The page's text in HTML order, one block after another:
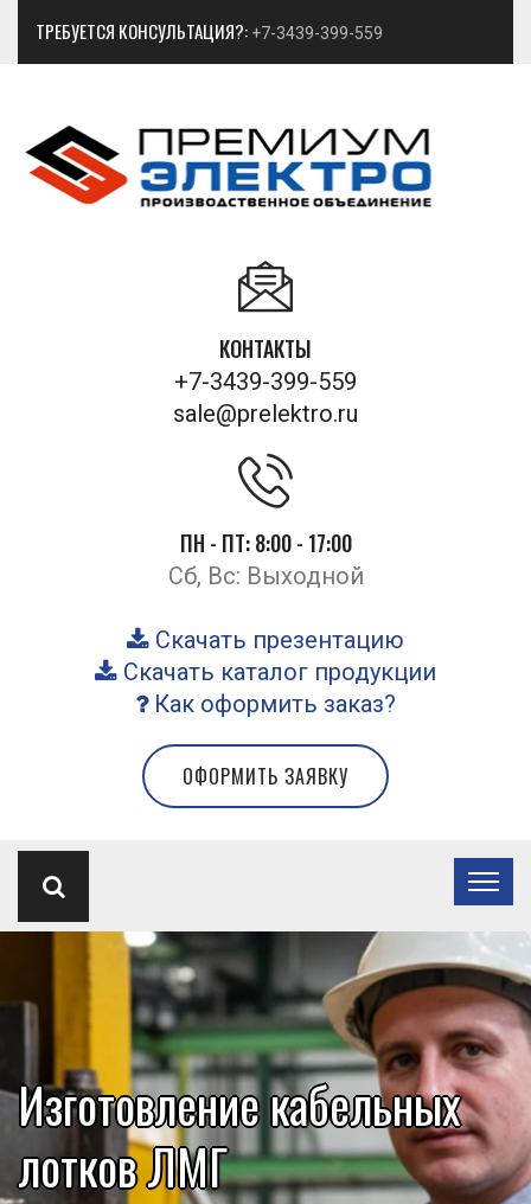
ТРЕБУЕТСЯ КОНСУЛЬТАЦИЯ?: +7-3439-399-559
КОНТАКТЫ
+7-3439-399-559
sale@prelektro.ru
ПН - ПТ: 8:00 - 17:00
Сб, Вс: Выходной
Скачать презентацию
Скачать каталог продукции
Как оформить заказ?
ОФОРМИТЬ ЗАЯВКУ
Изготовление кабельных
лотков ЛМГ